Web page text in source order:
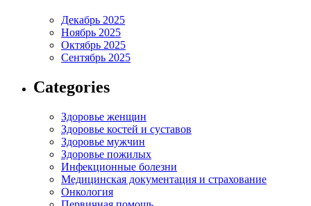
Декабрь 2025
Ноябрь 2025
Октябрь 2025
Сентябрь 2025
Categories
Здоровье женщин
Здоровье костей и суставов
Здоровье мужчин
Здоровье пожилых
Инфекционные болезни
Медицинская документация и страхование
Онкология